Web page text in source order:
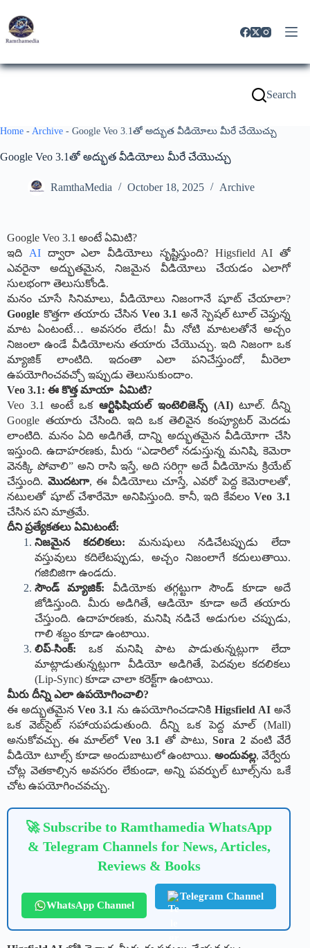
Search
Home - Archive - Google Veo 3.1తో అద్భుత వీడియోలు మీరే చేయొచ్చు
Google Veo 3.1తో అద్భుత వీడియోలు మీరే చేయొచ్చు
RamthaMedia October 18, 2025 Archive
Google Veo 3.1 అంటే ఏమిటి?
ఇది AIద్వారా ఎలా వీడియోలు సృష్టిస్తుంది? Higsfield AI తో
ఎవరైనా అద్భుతమైన, నిజమైన వీడియోలు చేయడం ఎలాగో
సులభంగా తెలుసుకోండి.
మనం చూసే సినిమాలు, వీడియోలు నిజంగానే షూట్ చేయాలా?
Google కొత్తగా తయారు చేసిన Veo 3.1 అనే స్పెషల్ టూల్ చెప్తున్న
మాట ఏంటంటే… అవసరం లేదు! మీ నోటి మాటలతోనే అచ్చం
నిజంలా ఉండే వీడియోలను తయారు చేయొచ్చు. ఇది నిజంగా ఒక
మ్యాజిక్ లాంటిది. ఇదంతా ఎలా పనిచేస్తుందో, మీరెలా
ఉపయోగించవచ్చో ఇప్పుడు తెలుసుకుందాం.
Veo 3.1: ఈ కొత్త మాయా ఏమిటి?
Veo 3.1 అంటే ఒకఆర్టిఫిషియల్ ఇంటెలిజెన్స్ (AI)టూల్. దీన్ని
Google తయారు చేసింది. ఇది ఒక తెలివైన కంప్యూటర్ మెదడు
లాంటిది. మనం ఏది అడిగితే, దాన్ని అద్భుతమైన వీడియోగా చేసి
ఇస్తుంది. ఉదాహరణకు, మీరు “ఎడారిలో నడుస్తున్న మనిషి, కెమెరా
వెనక్కి పోవాలి” అని రాసి ఇస్తే, అది సరిగ్గా అదే వీడియోను క్రియేట్
చేస్తుంది. మొదటగా, ఈ వీడియోలు చూస్తే, ఎవరో పెద్ద కెమెరాలతో,
నటులతో షూట్ చేశారేమో అనిపిస్తుంది. కానీ, ఇది కేవలంVeo 3.1
చేసిన పని మాత్రమే.
దీని ప్రత్యేకతలు ఏమిటంటే:
నిజమైన కదలికలు: మనుషులు నడిచేటప్పుడు లేదా
వస్తువులు కదిలేటప్పుడు, అచ్చం నిజంలాగే కదులుతాయి.
గజిబిజిగా ఉండదు.
సౌండ్ మ్యాజిక్: వీడియోకు తగ్గట్టుగా సౌండ్ కూడా అదే
జోడిస్తుంది. మీరు అడిగితే, ఆడియో కూడా అదే తయారు
చేస్తుంది. ఉదాహరణకు, మనిషి నడిచే అడుగుల చప్పుడు,
గాలి శబ్దం కూడా ఉంటాయి.
లిప్-సింక్: ఒక మనిషి పాట పాడుతున్నట్లుగా లేదా
మాట్లాడుతున్నట్లుగా వీడియో అడిగితే, పెదవుల కదలికలు
(Lip-Sync) కూడా చాలా కరెక్ట్‌గా ఉంటాయి.
మీరు దీన్ని ఎలా ఉపయోగించాలి?
ఈ అద్భుతమైనVeo 3.1 ను ఉపయోగించడానికి Higsfield AIఅనే
ఒక వెబ్‌సైట్ సహాయపడుతుంది. దీన్ని ఒక పెద్ద మాల్ (Mall)
అనుకోవచ్చు. ఈ మాల్‌లో Veo 3.1 తో పాటు,Sora 2వంటి వేరే
వీడియో టూల్స్ కూడా అందుబాటులో ఉంటాయి. అందువల్ల, వేర్వేరు
చోట్ల వెతకాల్సిన అవసరం లేకుండా, అన్ని పవర్ఫుల్ టూల్స్‌ను ఒకే
చోట ఉపయోగించవచ్చు.
🚀 Subscribe to Ramthamedia WhatsApp
& Telegram Channels for News, Articles,
Reviews & Books
WhatsApp Channel
Telegram Channel